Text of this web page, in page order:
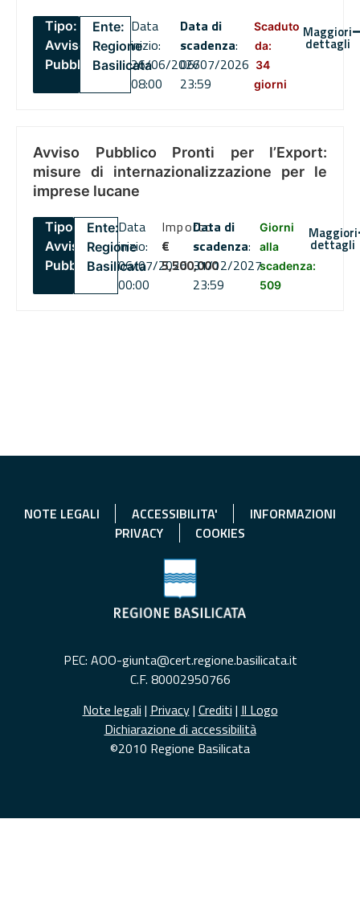
Tipo:
Avviso
Pubblico
Ente:
Regione
Basilicata
Data
inizio:
26/06/2026
08:00
Data di
scadenza:
06/07/2026
23:59
Scaduto
da:
34
giorni
Maggiori
dettagli
Avviso Pubblico Pronti per l’Export:
misure di internazionalizzazione per le
imprese lucane
Tipo:
Avviso
Pubblico
Ente:
Regione
Basilicata
Data
inizio:
06/07/2026
00:00
Importo
€
5,500,000
Data di
scadenza:
31/12/2027
23:59
Giorni
alla
scadenza:
509
Maggiori
dettagli
NOTE LEGALI ACCESSIBILITA'
INFORMAZIONI
PRIVACY
COOKIES
PEC: AOO-giunta@cert.regione.basilicata.it
C.F. 80002950766
Note legali | Privacy| Crediti | Il Logo
Dichiarazione di accessibilità
©2010 Regione Basilicata